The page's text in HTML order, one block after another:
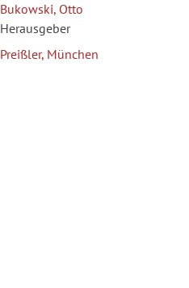
Bukowski, Otto
Herausgeber
Preißler, München